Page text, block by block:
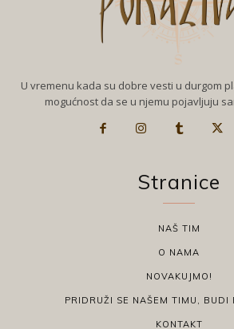
U vremenu kada su dobre vesti u durgom
mogućnost da se u njemu pojavljuju
Stranice
NAŠ TIM
O NAMA
NOVAKUJMO!
PRIDRUŽI SE NAŠEM TIMU, BUDI
KONTAKT